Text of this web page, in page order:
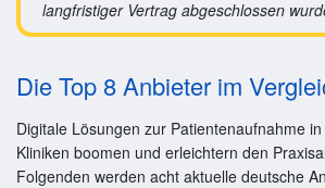
langfristiger Vertrag abgeschlossen
Die Top 8 Anbieter im
Digitale Lösungen zur Patientenaufnahme
Kliniken boomen und erleichtern den
Folgenden werden acht aktuelle deutsche